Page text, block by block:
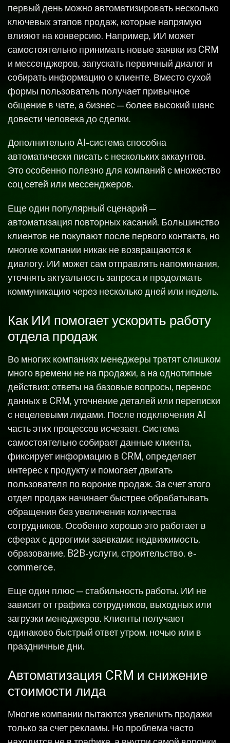
первый день можно автоматизировать несколько
ключевых этапов продаж, которые напрямую
влияют на конверсию. Например, ИИ может
самостоятельно принимать новые заявки из CRM
и мессенджеров, запускать первичный диалог и
собирать информацию о клиенте. Вместо сухой
формы пользователь получает привычное
общение в чате, а бизнес — более высокий шанс
довести человека до сделки.
Дополнительно AI-система способна
автоматически писать с нескольких аккаунтов.
Это особенно полезно для компаний с множество
соц сетей или мессенджеров.
Еще один популярный сценарий —
автоматизация повторных касаний. Большинство
клиентов не покупают после первого контакта, но
многие компании никак не возвращаются к
диалогу. ИИ может сам отправлять напоминания,
уточнять актуальность запроса и продолжать
коммуникацию через несколько дней или недель.
Как ИИ помогает ускорить работу
отдела продаж
Во многих компаниях менеджеры тратят слишком
много времени не на продажи, а на однотипные
действия: ответы на базовые вопросы, перенос
данных в CRM, уточнение деталей или переписки
с нецелевыми лидами. После подключения AI
часть этих процессов исчезает. Система
самостоятельно собирает данные клиента,
фиксирует информацию в CRM, определяет
интерес к продукту и помогает двигать
пользователя по воронке продаж. За счет этого
отдел продаж начинает быстрее обрабатывать
обращения без увеличения количества
сотрудников. Особенно хорошо это работает в
сферах с дорогими заявками: недвижимость,
образование, B2B-услуги, строительство, e-
commerce.
Еще один плюс — стабильность работы. ИИ не
зависит от графика сотрудников, выходных или
загрузки менеджеров. Клиенты получают
одинаково быстрый ответ утром, ночью или в
праздничные дни.
Автоматизация CRM и снижение
стоимости лида
Многие компании пытаются увеличить продажи
только за счет рекламы. Но проблема часто